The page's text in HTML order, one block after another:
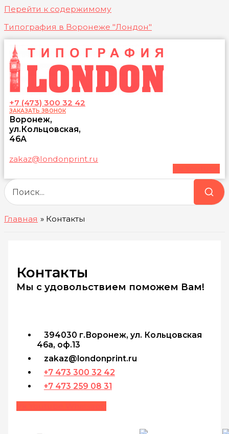
Перейти к содержимому
Типография в Воронеже "Лондон"
+7 (473) 300 32 42
ЗАКАЗАТЬ ЗВОНОК
Воронеж,
ул.Кольцовская,
46А
zakaz@londonprint.ru
Главная Контакты
Контакты
Мы с удовольствием поможем Вам!
394030 г.Воронеж, ул. Кольцовская
46а, оф.13
zakaz@londonprint.ru
+7 473 300 32 42
+7 473 259 08 31